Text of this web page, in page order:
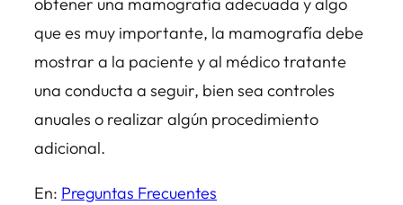
obtener una mamografía adecuada y algo
que es muy importante, la mamografía debe
mostrar a la paciente y al médico tratante
una conducta a seguir, bien sea controles
anuales o realizar algún procedimiento
adicional.
En: Preguntas Frecuentes